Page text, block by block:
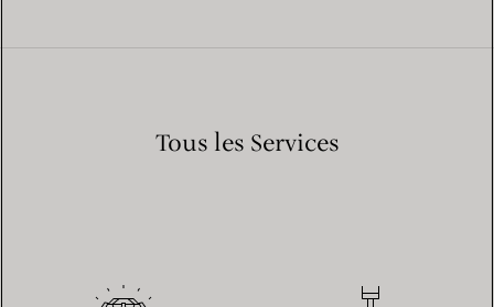
Tous les Services